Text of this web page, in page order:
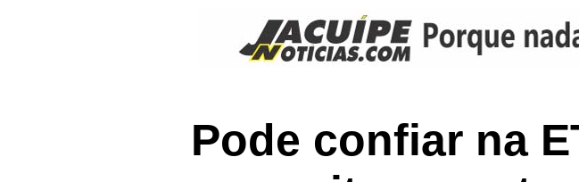
Pode confiar na